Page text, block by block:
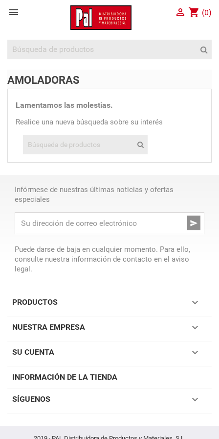
 shopping_cart (0)

AMOLADORAS
Lamentamos las molestias.
Realice una nueva búsqueda sobre su interés
Infórmese de nuestras últimas noticias y ofertas
especiales

Puede darse de baja en cualquier momento. Para ello,
consulte nuestra información de contacto en el aviso
legal.
PRODUCTOS 
NUESTRA EMPRESA 
SU CUENTA 
INFORMACIÓN DE LA TIENDA
SÍGUENOS 